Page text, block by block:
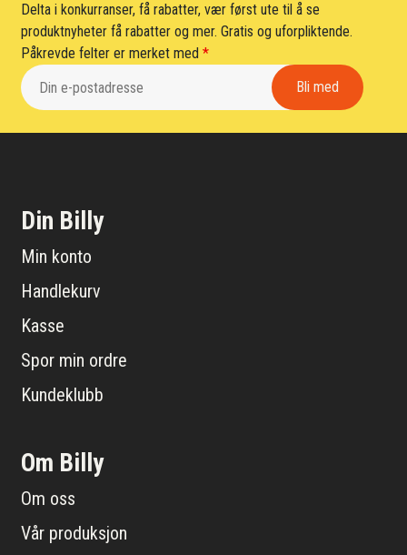
Delta i konkurranser, få rabatter, vær først ute til å se
produktnyheter få rabatter og mer. Gratis og uforpliktende.
Påkrevde felter er merket med*
Din Billy
Min konto
Handlekurv
Kasse
Spor min ordre
Kundeklubb
Om Billy
Om oss
Vår produksjon